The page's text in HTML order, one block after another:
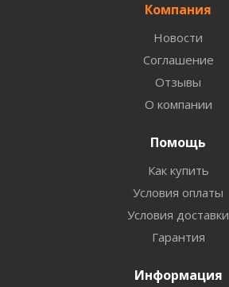
Компания
Новости
Соглашение
Отзывы
О компании
Помощь
Как купить
Условия оплаты
Условия доставки
Гарантия
Информация